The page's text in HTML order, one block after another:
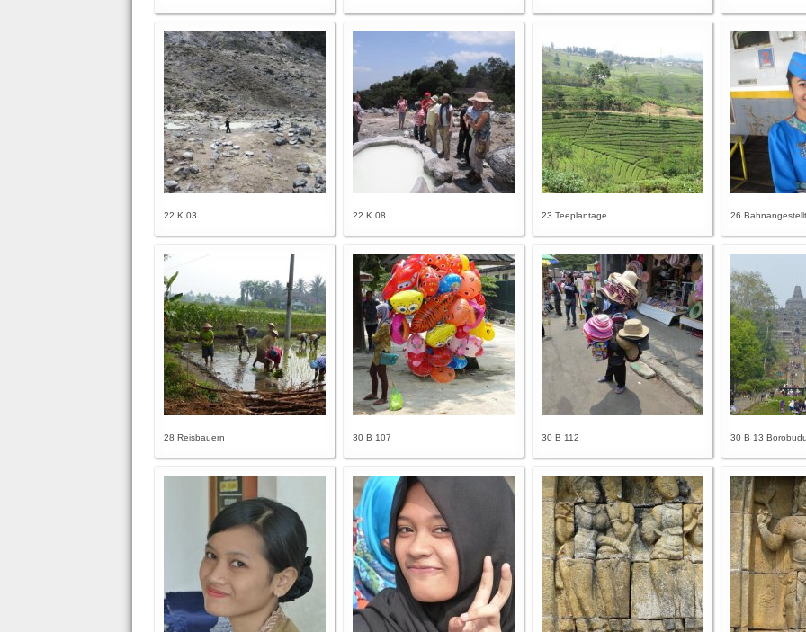
22 K 03 22 K 08 23 Teeplantage 26
28 Reisbauern 30 B 107 30 B 112 30 B 13